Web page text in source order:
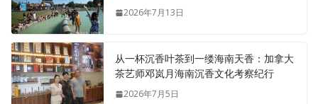
2026年7月13日
从一杯沉香叶茶到一缕海南天香：加拿大
茶艺师邓岚月海南沉香文化考察纪行
2026年7月5日